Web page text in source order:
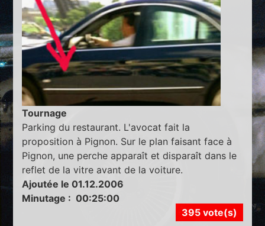
Tournage
Parking du restaurant. L'avocat fait la
proposition à Pignon. Sur le plan faisant face à
Pignon, une perche apparaît et disparaît dans le
reflet de la vitre avant de la voiture.
Ajoutée le 01.12.2006
Minutage : 00:25:00
395 vote(s)